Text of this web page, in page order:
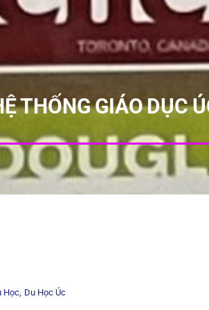
THỐNG GIÁO DỤC
Học Du Học Úc